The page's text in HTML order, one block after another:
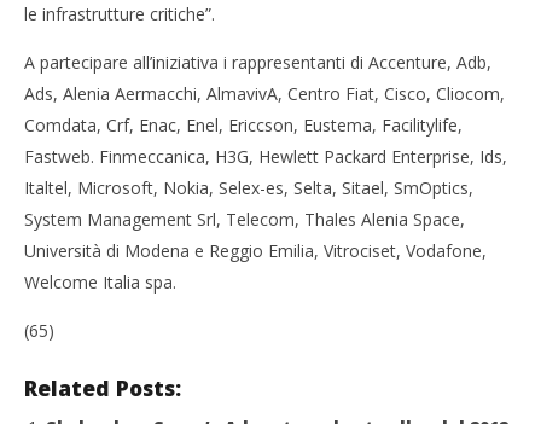
le infrastrutture critiche”.
A partecipare all’iniziativa i rappresentanti di Accenture, Adb,
Ads, Alenia Aermacchi, AlmavivA, Centro Fiat, Cisco, Cliocom,
Comdata, Crf, Enac, Enel, Ericcson, Eustema, Facilitylife,
Fastweb. Finmeccanica, H3G, Hewlett Packard Enterprise, Ids,
Italtel, Microsoft, Nokia, Selex-es, Selta, Sitael, SmOptics,
System Management Srl, Telecom, Thales Alenia Space,
Università di Modena e Reggio Emilia, Vitrociset, Vodafone,
Welcome Italia spa.
(65)
Related Posts: